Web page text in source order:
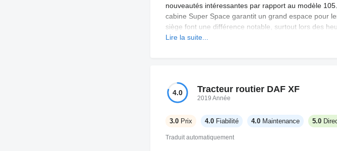
nouveautés intéressantes par rapport au modèle
cabine Super Space garantit un grand espace pour
siège font une différence notable, surtout lors des
zones de rangement, comme les compartiments
Lire la suite...
4.0 Tracteur routier DAF XF
2019 Année
3.0 Prix 4.0 Fiabilité 4.0 Maintenance 5.0
Traduit automatiquement